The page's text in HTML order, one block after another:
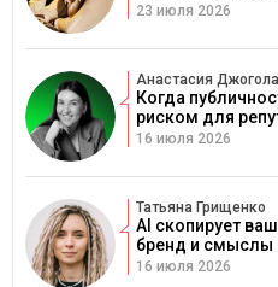
23 июля 2026
Анастасия Джогола
Когда
риском для
16 июля 2026
Татьяна Грищенко
AI скопирует
бренд и смыслы
16 июля 2026